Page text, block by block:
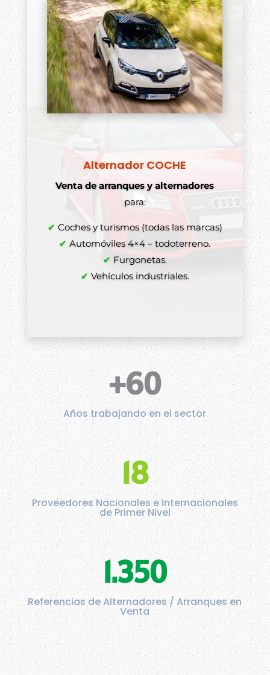
Alternador COCHE
Venta de arranques y alternadores
para:
✔ Coches y turismos (todas las marcas)
✔ Automóviles 4×4 – todoterreno.
✔ Furgonetas.
✔ Vehículos industriales.
+60
Años trabajando en el sector
18
Proveedores Nacionales e Internacionales
de Primer Nivel
1.350
Referencias de Alternadores / Arranques en
Venta